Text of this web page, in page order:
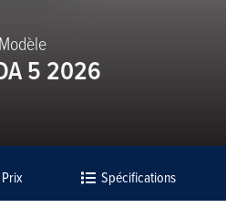
Modèle
5 2026
Prix Spécifications